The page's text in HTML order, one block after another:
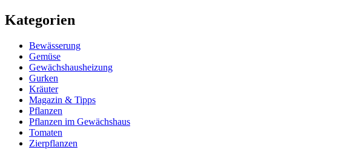
Kategorien
Bewässerung
Gemüse
Gewächshausheizung
Gurken
Kräuter
Magazin & Tipps
Pflanzen
Pflanzen im Gewächshaus
Tomaten
Zierpflanzen